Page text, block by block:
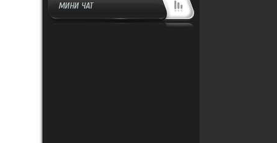
МИНИ ЧАТ